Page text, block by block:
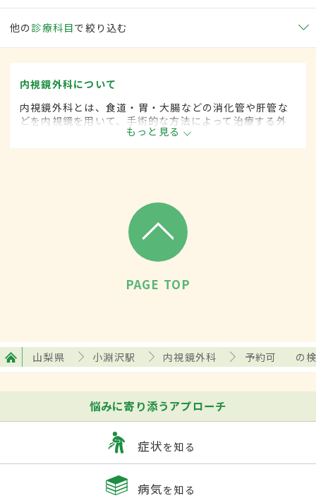
他の 診療科目で絞り込む
内視鏡外科について
内視鏡外科とは、食道・胃・大腸などの消化管や肝管な
どを内視鏡を用いて、手術的な方法によって治療する外
科の一領域です。胃がん、大腸がん、肺がん、甲状腺が
ん、肝臓がんなどさまざまな領域に広がってきていま
もっと見る
PAGE TOP
山梨県 小淵沢駅 内視鏡外科 予約可 の
悩みに寄り添うアプローチ
症状を知る
病気を知る